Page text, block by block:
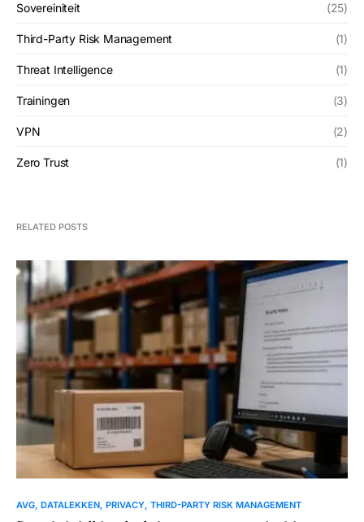
Sovereiniteit (25)
Third-Party Risk Management (1)
Threat Intelligence (1)
Trainingen (3)
VPN (2)
Zero Trust (1)
RELATED POSTS
AVG DATALEKKEN PRIVACY THIRD-PARTY RISK MANAGEMENT